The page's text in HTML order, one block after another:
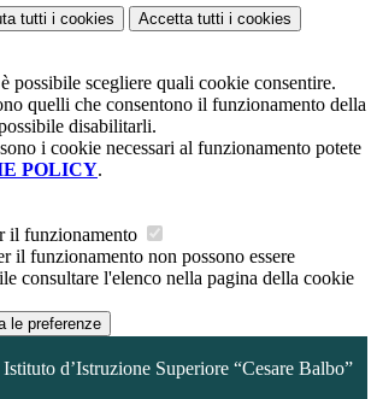
tutti i cookies Accetta tutti i cookies
possibile scegliere quali cookie consentire.
quelli che consentono il funzionamento della
disabilitarli.
i cookie necessari al funzionamento potete
POLICY.
il funzionamento
il funzionamento non possono essere
consultare l'elenco nella pagina della cookie
le preferenze
Istituto d’Istruzione Superiore “Cesare Balbo”